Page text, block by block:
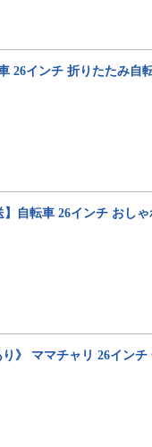
26インチ 折りたたみ自
自転車 26インチ おし
》 ママチャリ 26インチ